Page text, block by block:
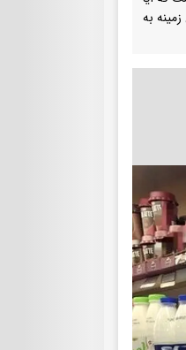
به